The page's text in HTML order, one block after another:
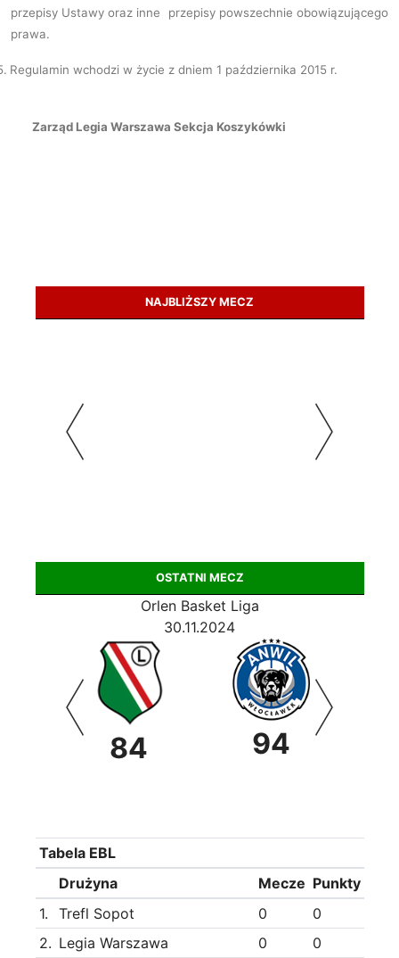
przepisy Ustawy oraz inne przepisy powszechnie obowiązującego
prawa.
Regulamin wchodzi w życie z dniem 1 października 2015 r.
Zarząd Legia Warszawa Sekcja Koszykówki
NAJBLIŻSZY MECZ
OSTATNI MECZ
Orlen Basket Liga
30.11.2024
84 94
Tabela EBL
Drużyna
Mecze Punkty
1.
Trefl Sopot 0
0
2. Legia Warszawa 0
0